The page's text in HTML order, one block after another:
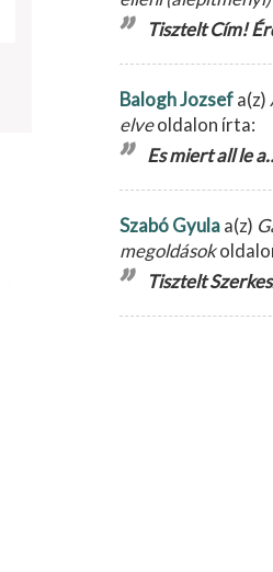
Tisztelt Cím!
Balogh Jozsefa(z)
elveoldalon írta:
Es miert all le
Szabó Gyulaa(z)
megoldások
Tisztelt